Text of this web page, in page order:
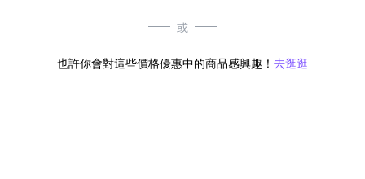
或
也許你會對這些價格優惠中的商品感興趣！ 去逛逛